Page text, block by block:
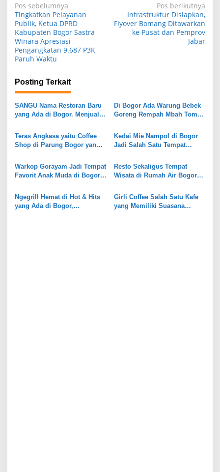
N
a
v
i
g
a
s
i
p
o
s
Pos sebelumnya
Tingkatkan Pelayanan
Publik, Ketua DPRD
Kabupaten Bogor Sastra
Winara Apresiasi
Pengangkatan 9.687 P3K
Paruh Waktu
Pos berikutnya
Infrastruktur Disiapkan,
Flyover Bomang Ditawarkan
ke Pusat dan Pemprov
Jabar
Posting Terkait
SANGU Nama Restoran Baru
yang Ada di Bogor. Menjual
dengan Berbagai Lauk yang
Enak dan Murah Meriah!
Di Bogor Ada Warung Bebek
Goreng Rempah Mbah Tompo
Berdiri Sejak Tahun 1975
Sampai Sekarang Masi Eksis!
Teras Angkasa yaitu Coffee
Shop di Parung Bogor yang
Indah dan Menarik Untuk di
Kunjungi !
Kedai Mie Nampol di Bogor
Jadi Salah Satu Tempat
Makan Mie Pakai Level Pedas
Sesuka Hati!
Warkop Gorayam Jadi Tempat
Favorit Anak Muda di Bogor,
dan Harganya yang
Terjangkau Banget! Cocok
untuk kumpul Bareng Buat
Resto Sekaligus Tempat
Wisata di Rumah Air Bogor
Liburan Akhir Pekan!
Ngegrill Hemat di Hot & Hits
yang Ada di Bogor,
Girli Coffee Salah Satu Kafe
yang Memiliki Suasana